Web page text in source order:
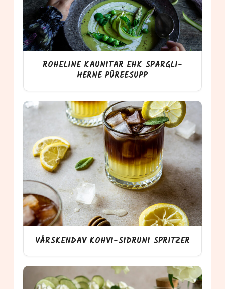
ROHELINE KAUNITAR EHK SPARGLI-
HERNE PÜREESUPP
VÄRSKENDAV KOHVI-SIDRUNI SPRITZER